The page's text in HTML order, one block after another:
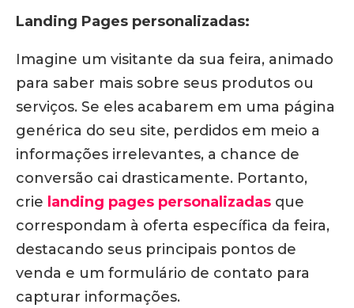
Landing Pages personalizadas:
Imagine um visitante da sua feira, animado
para saber mais sobre seus produtos ou
serviços. Se eles acabarem em uma página
genérica do seu site, perdidos em meio a
informações irrelevantes, a chance de
conversão cai drasticamente. Portanto,
crie landing pages personalizadas que
correspondam à oferta específica da feira,
destacando seus principais pontos de
venda e um formulário de contato para
capturar informações.